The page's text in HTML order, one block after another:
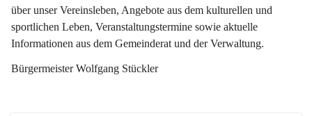
über unser Vereinsleben, Angebote aus dem kulturellen und
sportlichen Leben, Veranstaltungstermine sowie aktuelle
Informationen aus dem Gemeinderat und der Verwaltung.
Bürgermeister Wolfgang Stückler